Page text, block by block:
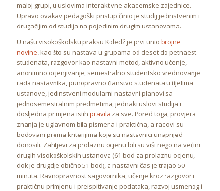
maloj grupi, u uslovima interaktivne akademske zajednice.
Upravo ovakav pedagoški pristup činio je studij jedinstvenim i
drugačijim od studija na pojedinim drugim ustanovama.
U našu visokoškolsku praksu Koledž je prvi unio brojne
novine, kao što su nastava u grupama od deset do petnaest
studenata, razgovor kao nastavni metod, aktivno učenje,
anonimno ocjenjivanje, semestralno studentsko vrednovanje
rada nastavnika, punopravno članstvo studenata u tijelima
ustanove, jedinstveni modularni nastavni planovi sa
jednosemestralnim predmetima, jednaki uslovi studija i
dosljedna primjena istih pravila za sve. Pored toga, provjera
znanja je uglavnom bila pismena i praktična, a radovi su
bodovani prema kriterijima koje su nastavnici unaprijed
donosili. Zahtjevi za prolaznu ocjenu bili su viši nego na većini
drugih visokoškolskih ustanova (61 bod za prolaznu ocjenu,
dok je drugdje obično 51 bod), a nastavni čas je trajao 50
minuta. Ravnopravnost sagovornika, učenje kroz razgovor i
praktičnu primjenu i preispitivanje podataka, razvoj usmenog i